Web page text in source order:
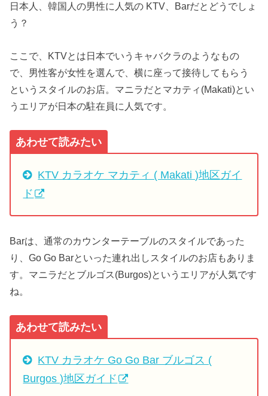
日本人、韓国人の男性に人気の KTV、Barだとどうでしょ
う？
ここで、KTVとは日本でいうキャバクラのようなもの
で、男性客が女性を選んで、横に座って接待してもらう
というスタイルのお店。マニラだとマカティ(Makati)とい
うエリアが日本の駐在員に人気です。
あわせて読みたい
KTV カラオケ マカティ ( Makati )地区ガイ
ド
Barは、通常のカウンターテーブルのスタイルであった
り、Go Go Barといった連れ出しスタイルのお店もありま
す。マニラだとブルゴス(Burgos)というエリアが人気です
ね。
あわせて読みたい
KTV カラオケ Go Go Bar ブルゴス (
Burgos )地区ガイド